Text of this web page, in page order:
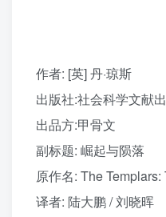
作者: [英] 丹·琼斯
出版社:社会科学文献
出品方:甲骨文
副标题: 崛起与陨落
原作名: The Templars:
译者: 陆大鹏 / 刘晓晖